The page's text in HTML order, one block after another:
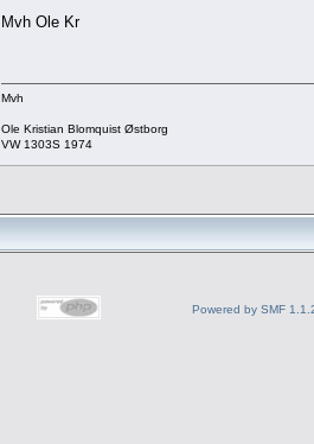
Mvh Ole Kr
Mvh
Ole Kristian Blomquist Østborg
VW 1303S 1974
Powered by SMF